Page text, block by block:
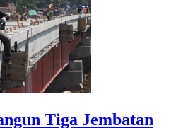
Tiga Jembatan